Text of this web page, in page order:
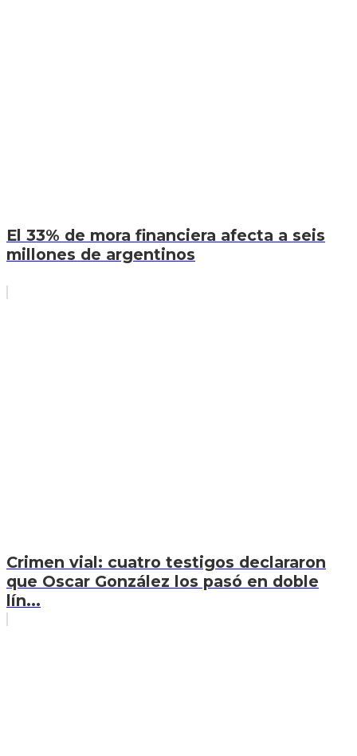
El 33% de mora financiera afecta a seis
millones de argentinos
Crimen vial: cuatro testigos declararon
que Oscar González los pasó en doble
lín...